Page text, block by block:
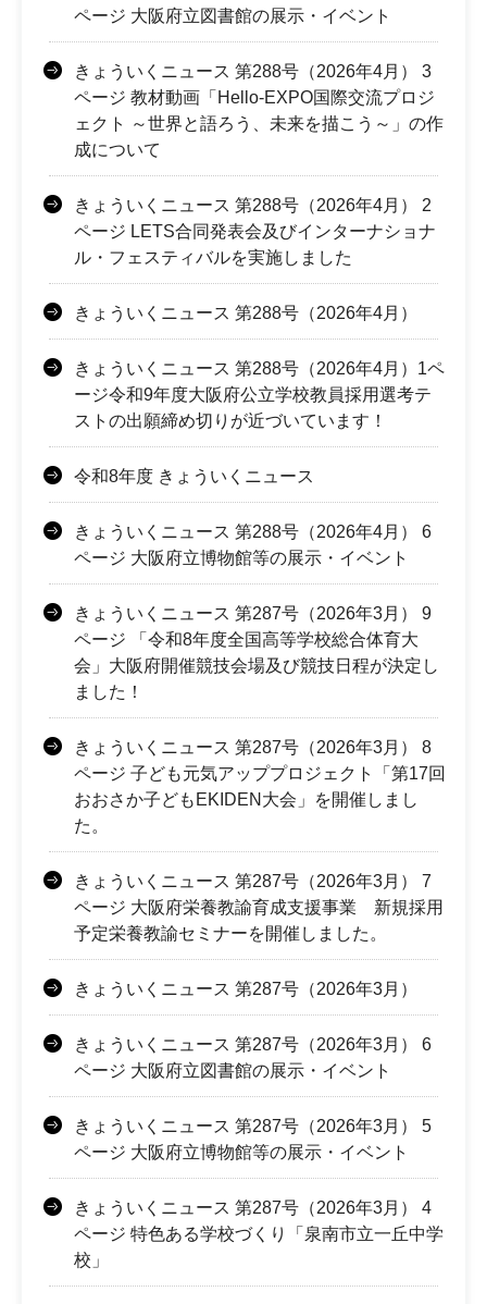
ページ 大阪府立図書館の展示・イベント
きょういくニュース 第288号（2026年4月） 3
ページ 教材動画「Hello-EXPO国際交流プロジ
ェクト ～世界と語ろう、未来を描こう～」の作
成について
きょういくニュース 第288号（2026年4月） 2
ページ LETS合同発表会及びインターナショナ
ル・フェスティバルを実施しました
きょういくニュース 第288号（2026年4月）
きょういくニュース 第288号（2026年4月）1ペ
ージ令和9年度大阪府公立学校教員採用選考テ
ストの出願締め切りが近づいています！
令和8年度 きょういくニュース
きょういくニュース 第288号（2026年4月） 6
ページ 大阪府立博物館等の展示・イベント
きょういくニュース 第287号（2026年3月） 9
ページ 「令和8年度全国高等学校総合体育大
会」大阪府開催競技会場及び競技日程が決定し
ました！
きょういくニュース 第287号（2026年3月） 8
ページ 子ども元気アッププロジェクト「第17回
おおさか子どもEKIDEN大会」を開催しまし
た。
きょういくニュース 第287号（2026年3月） 7
ページ 大阪府栄養教諭育成支援事業 新規採用
予定栄養教諭セミナーを開催しました。
きょういくニュース 第287号（2026年3月）
きょういくニュース 第287号（2026年3月） 6
ページ 大阪府立図書館の展示・イベント
きょういくニュース 第287号（2026年3月） 5
ページ 大阪府立博物館等の展示・イベント
きょういくニュース 第287号（2026年3月） 4
ページ 特色ある学校づくり「泉南市立一丘中学
校」